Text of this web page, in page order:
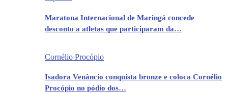
Maratona Internacional de Maringá concede
desconto a atletas que participaram da…
Cornélio Procópio
Isadora Venâncio conquista bronze e coloca Cornélio
Procópio no pódio dos…